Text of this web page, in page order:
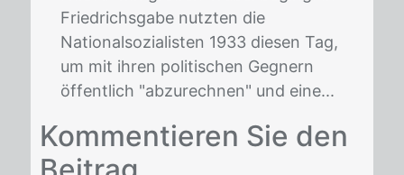
Friedrichsgabe nutzten die
Nationalsozialisten 1933 diesen Tag,
um mit ihren politischen Gegnern
öffentlich "abzurechnen" und eine...
Kom­men­tie­ren Sie den